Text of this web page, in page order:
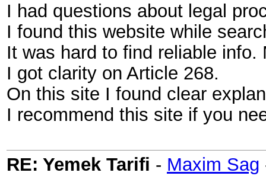
I had questions about legal
I found this website while
It was hard to find reliable
I got clarity on Article 268.
On this site I found clear
I recommend this site if you
RE: Yemek Tarifi - Maxim Sag